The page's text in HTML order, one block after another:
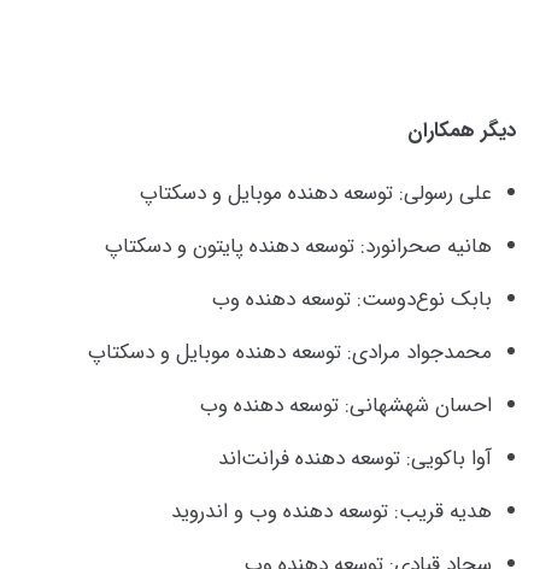
دیگر همکاران
علی رسولی: توسعه دهنده موبایل و دسکتاپ
هانیه صحرانورد: توسعه دهنده پایتون و دسکتاپ
بابک نوع‌دوست: توسعه دهنده وب
محمدجواد مرادی: توسعه دهنده موبایل و دسکتاپ
احسان شهشهانی: توسعه دهنده وب
آوا باکویی: توسعه دهنده فرانت‌اند
هدیه قریب: توسعه دهنده وب و اندروید